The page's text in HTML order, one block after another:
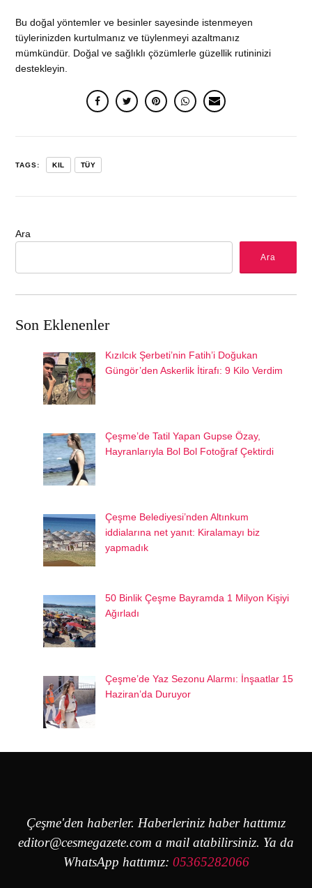
Bu doğal yöntemler ve besinler sayesinde istenmeyen
tüylerinizden kurtulmanız ve tüylenmeyi azaltmanız
mümkündür. Doğal ve sağlıklı çözümlerle güzellik rutininizi
destekleyin.
TAGS: KIL TÜY
Ara
Ara
Son Eklenenler
Kızılcık Şerbeti’nin Fatih’i Doğukan
Güngör’den Askerlik İtirafı: 9 Kilo Verdim
Çeşme’de Tatil Yapan Gupse Özay,
Hayranlarıyla Bol Bol Fotoğraf Çektirdi
Çeşme Belediyesi’nden Altınkum
iddialarına net yanıt: Kiralamayı biz
yapmadık
50 Binlik Çeşme Bayramda 1 Milyon Kişiyi
Ağırladı
Çeşme’de Yaz Sezonu Alarmı: İnşaatlar 15
Haziran’da Duruyor
Çeşme'den haberler. Haberleriniz haber hattımız
editor@cesmegazete.com a mail atabilirsiniz. Ya da
WhatsApp hattımız: 05365282066